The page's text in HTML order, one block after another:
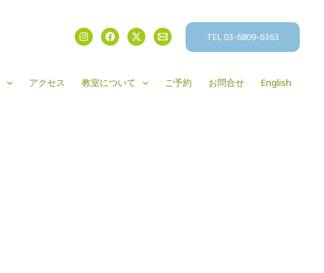
TEL 03-6809-6363
アクセス 教室について ご予約 お問合せ English